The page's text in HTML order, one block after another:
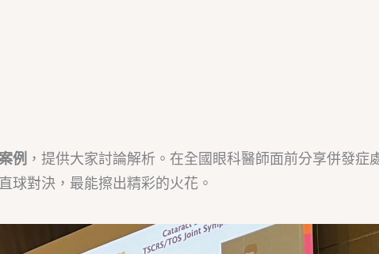
例 ，提供大家討論解析。在全國眼科醫師面前分享併發症
球對決，最能擦出精彩的火花。